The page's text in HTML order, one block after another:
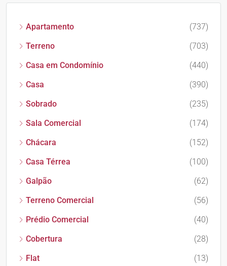
Apartamento
(737)
Terreno
(703)
Casa em Condomínio
(440)
Casa
(390)
Sobrado
(235)
Sala Comercial
(174)
Chácara
(152)
Casa Térrea
(100)
Galpão
(62)
Terreno Comercial
(56)
Prédio Comercial
(40)
Cobertura
(28)
Flat
(13)